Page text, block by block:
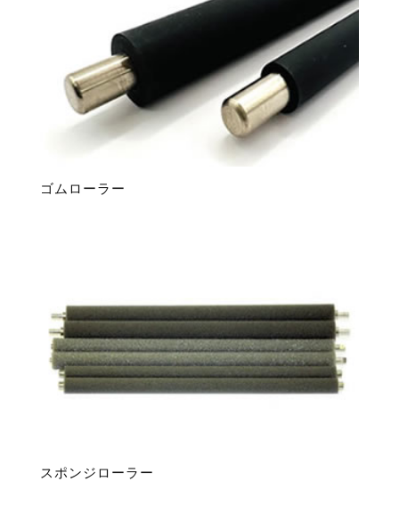
ゴムローラー
スポンジローラー